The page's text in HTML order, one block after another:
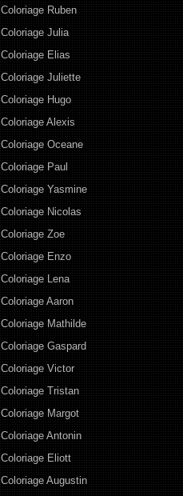
Coloriage Ruben
Coloriage Julia
Coloriage Elias
Coloriage Juliette
Coloriage Hugo
Coloriage Alexis
Coloriage Oceane
Coloriage Paul
Coloriage Yasmine
Coloriage Nicolas
Coloriage Zoe
Coloriage Enzo
Coloriage Lena
Coloriage Aaron
Coloriage Mathilde
Coloriage Gaspard
Coloriage Victor
Coloriage Tristan
Coloriage Margot
Coloriage Antonin
Coloriage Eliott
Coloriage Augustin